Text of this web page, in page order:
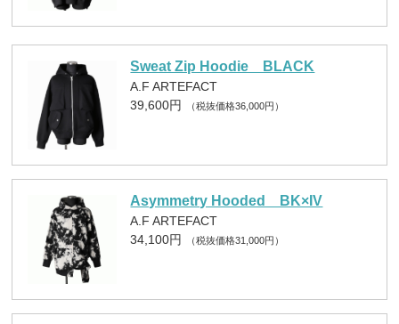
Sweat Zip Hoodie BLACK
A.F ARTEFACT
39,600円
（税抜価格36,000円）
Asymmetry Hooded BK×IV
A.F ARTEFACT
34,100円
（税抜価格31,000円）